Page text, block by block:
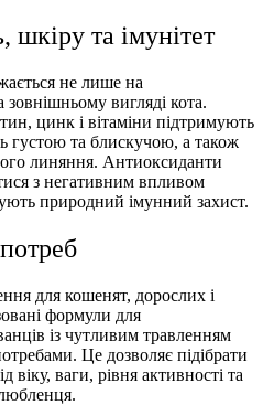
та імунітет
не лише на
вигляді кота.
цинк і вітаміни підтримують
густою та блискучою, а також
линяння. Антиоксиданти
з негативним впливом
природний імунний захист.
для кошенят, дорослих і
формули для
із чутливим травленням
Це дозволяє підібрати
ваги, рівня активності та